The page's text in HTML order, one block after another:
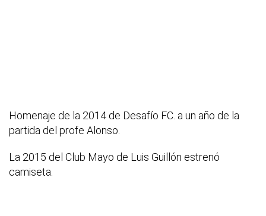
Homenaje de la 2014 de Desafío FC. a un año de la
partida del profe Alonso.
La 2015 del Club Mayo de Luis Guillón estrenó
camiseta.